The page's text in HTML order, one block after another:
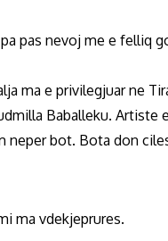
pas nevoj me e felliq
ma e privilegjuar ne
Baballeku.
bot. Bota don
ma vdekjeprures.